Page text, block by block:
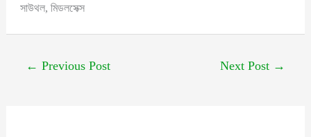
সাউথল, মিডলসেক্স
← Previous Post Next Post →